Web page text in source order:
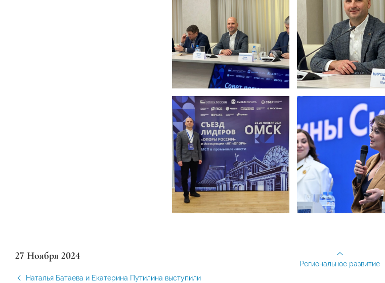
27 Ноября 2024
Наталья Батаева и Екатерина Путилина выступили
Региональное развитие